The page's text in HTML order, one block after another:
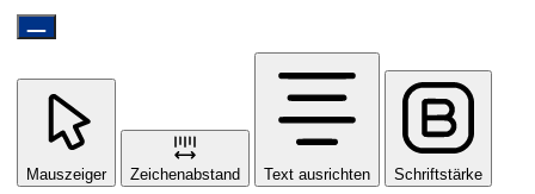
Mauszeiger Zeichenabstand Text ausrichten Schriftstärke